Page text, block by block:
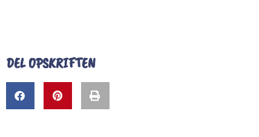
DEL OPSKRIFTEN